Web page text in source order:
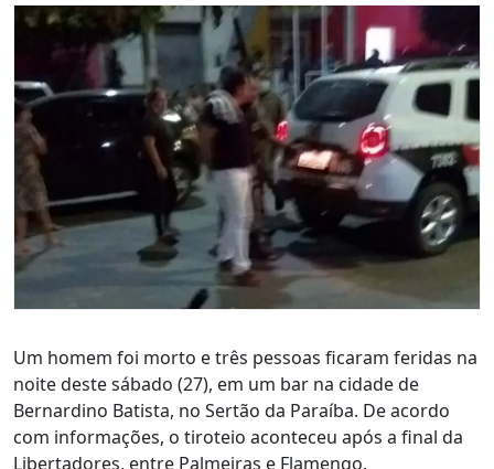
Um homem foi morto e três pessoas ficaram feridas na
noite deste sábado (27), em um bar na cidade de
Bernardino Batista, no Sertão da Paraíba. De acordo
com informações, o tiroteio aconteceu após a final da
Libertadores, entre Palmeiras e Flamengo.